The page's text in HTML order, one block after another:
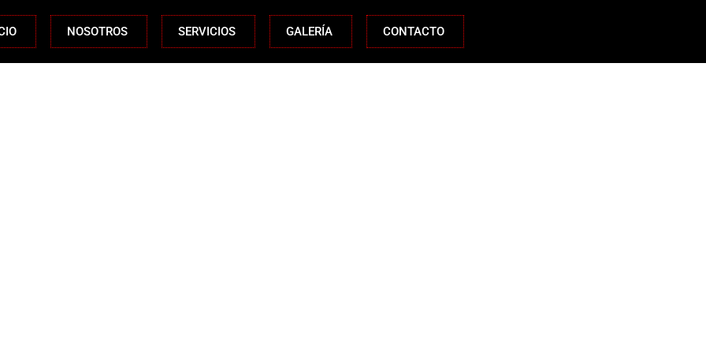
NOSOTROS SERVICIOS GALERÍA CONTACTO